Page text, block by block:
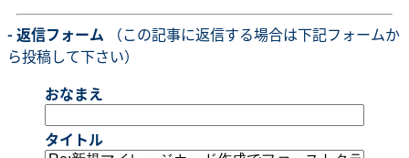
- 返信フォーム （この記事に返信する場合は下記フォームか
ら投稿して下さい）
おなまえ
タイトル